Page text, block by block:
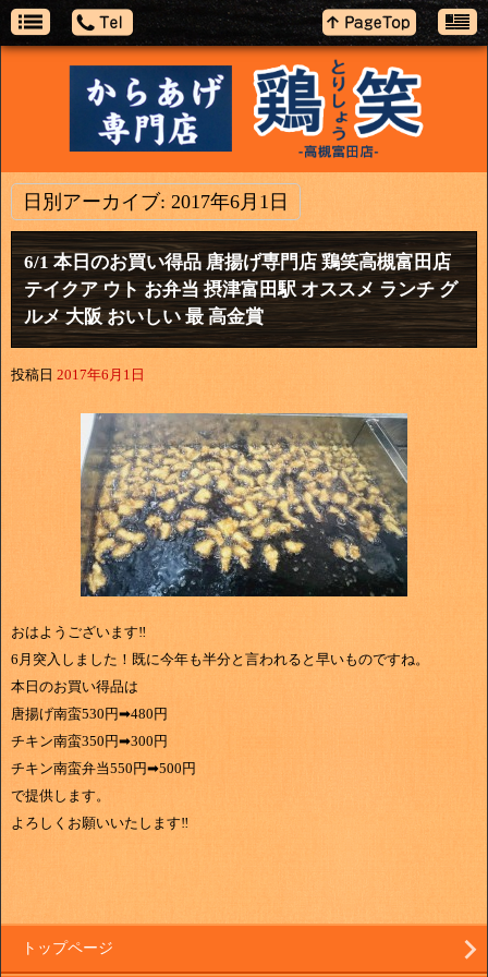
日別アーカイブ: 2017年6月1日
6/1 本日のお買い得品 唐揚げ専門店 鶏笑高槻富田店
テイクア ウト お弁当 摂津富田駅 オススメ ランチ グ
ルメ 大阪 おいしい 最 高金賞
投稿日 2017年6月1日
おはようございます‼
6月突入しました！既に今年も半分と言われると早いものですね。
本日のお買い得品は
唐揚げ南蛮530円➡480円
チキン南蛮350円➡300円
チキン南蛮弁当550円➡500円
で提供します。
よろしくお願いいたします‼
トップページ